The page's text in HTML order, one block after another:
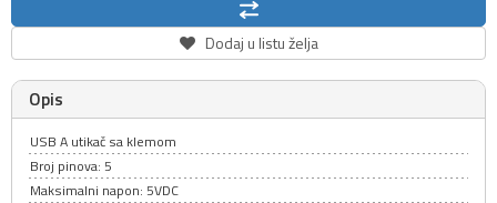
Dodaj u listu želja
Opis
USB A utikač sa klemom
Broj pinova: 5
Maksimalni napon: 5VDC